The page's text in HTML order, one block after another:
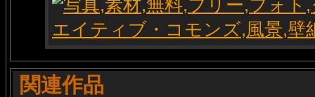
関連作品